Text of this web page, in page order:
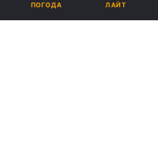
ПОГОДА ЛАЙТ